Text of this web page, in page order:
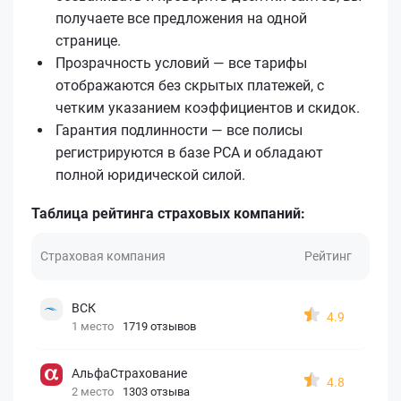
получаете все предложения на одной
странице.
Прозрачность условий — все тарифы
отображаются без скрытых платежей, с
четким указанием коэффициентов и скидок.
Гарантия подлинности — все полисы
регистрируются в базе РСА и обладают
полной юридической силой.
Таблица рейтинга страховых компаний:
Страховая компания Рейтинг
ВСК
1 место 1719 отзывов
4.9
АльфаСтрахование
2 место 1303 отзыва
4.8